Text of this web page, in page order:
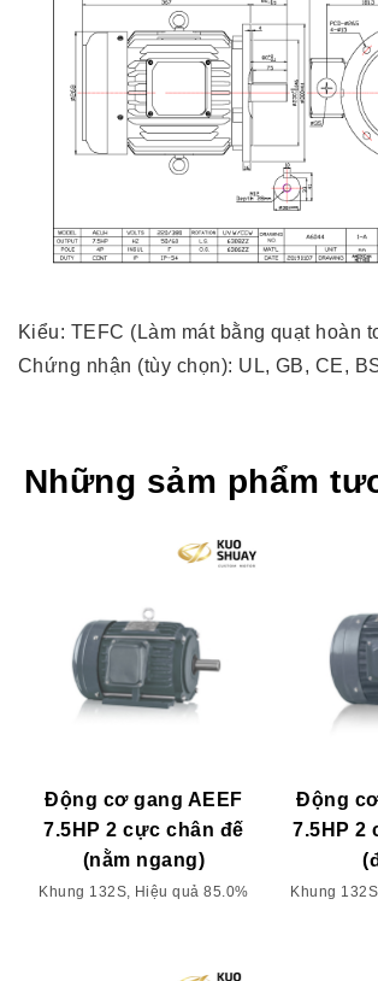
Kiểu: TEFC (Làm mát bằng quạt hoàn
Chứng nhận (tùy chọn): UL, GB, CE,
Những sảm phẩm
Động cơ gang AEEF
7.5HP 2 cực chân đế
(nằm ngang)
Khung 132S, Hiệu quả 85.0%
Động
7.5HP 2
Khung